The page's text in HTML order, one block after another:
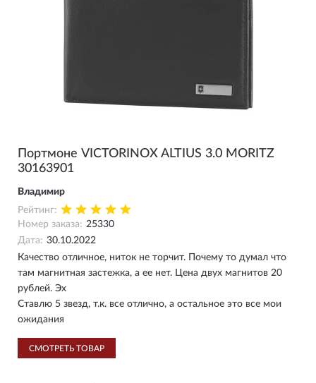
Портмоне VICTORINOX ALTIUS 3.0 MORITZ
30163901
Владимир
Рейтинг:
Номер заказа: 25330
Дата: 30.10.2022
Качество отличное, ниток не торчит. Почему то думал что
там магнитная застежка, а ее нет. Цена двух магнитов 20
рублей. Эх
Ставлю 5 звезд, т.к. все отлично, а остальное это все мои
ожидания
СМОТРЕТЬ ТОВАР